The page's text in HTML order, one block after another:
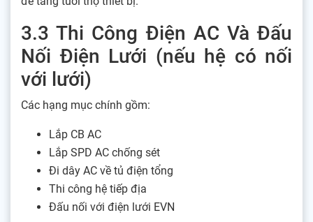
3.3 Thi Công Điện AC Và Đấu
Nối Điện Lưới (nếu hệ có nối
với lưới)
Các hạng mục chính gồm:
Lắp CB AC
Lắp SPD AC chống sét
Đi dây AC về tủ điện tổng
Thi công hệ tiếp địa
Đấu nối với điện lưới EVN